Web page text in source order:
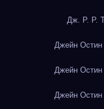
Дж. Р. Р.
Джейн Остин
Джейн Остин
Джейн Остин